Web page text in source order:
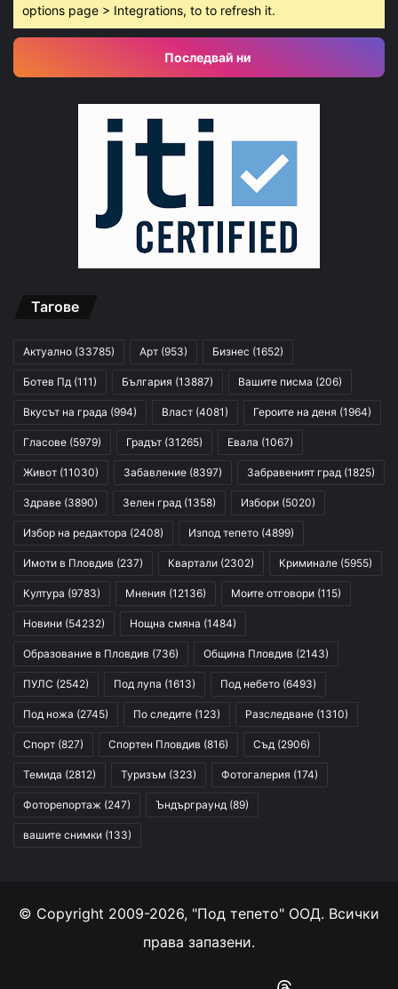
options page > Integrations, to to refresh it.
Последвай ни
Тагове
Актуално (33785) Арт (953) Бизнес (1652)
Ботев Пд (111) България (13887) Вашите писма (206)
Вкусът на града (994) Власт (4081) Героите на деня (1964)
Гласове (5979) Градът (31265) Евала (1067)
Живот (11030) Забавление (8397) Забравеният град (1825)
Здраве (3890) Зелен град (1358) Избори (5020)
Избор на редактора (2408) Изпод тепето (4899)
Имоти в Пловдив (237) Квартали (2302) Криминале (5955)
Култура (9783) Мнения (12136) Моите отговори (115)
Новини (54232) Нощна смяна (1484)
Образование в Пловдив (736) Община Пловдив (2143)
ПУЛС (2542) Под лупа (1613) Под небето (6493)
Под ножа (2745) По следите (123) Разследване (1310)
Спорт (827) Спортен Пловдив (816) Съд (2906)
Темида (2812) Туризъм (323) Фотогалерия (174)
Фоторепортаж (247) Ъндърграунд (89)
вашите снимки (133)
© Copyright 2009-2026, "Под тепето" ООД. Всички
права запазени.